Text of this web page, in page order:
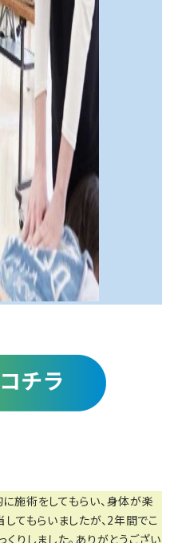
施術をしてもらい、身体が楽
てもらいましたが、2年間でこ
りしました。ありがとうござい